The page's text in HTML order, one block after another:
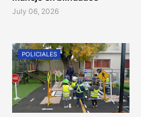
July 06, 2026
POLICIALES